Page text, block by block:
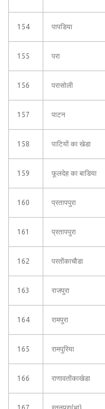
154 पापडिया
155 परा
156 परासोली
157 पाटन
158 पाटियों का खेडा
159 फूलदेह का बाडिया
160 प्रतापपुरा
161 प्रतापपुरा
162 परतोंकाचौडा
163 राजपुरा
164 रामपुरा
165 रामपुरिया
166 राणावतोंकाखेडा